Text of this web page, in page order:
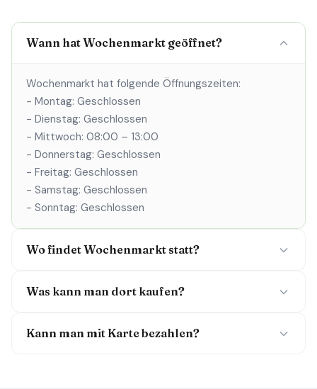
Wann hat Wochenmarkt geöffnet?
Wochenmarkt hat folgende Öffnungszeiten:
- Montag: Geschlossen
- Dienstag: Geschlossen
- Mittwoch: 08:00 – 13:00
- Donnerstag: Geschlossen
- Freitag: Geschlossen
- Samstag: Geschlossen
- Sonntag: Geschlossen
Wo findet Wochenmarkt statt?
Was kann man dort kaufen?
Kann man mit Karte bezahlen?